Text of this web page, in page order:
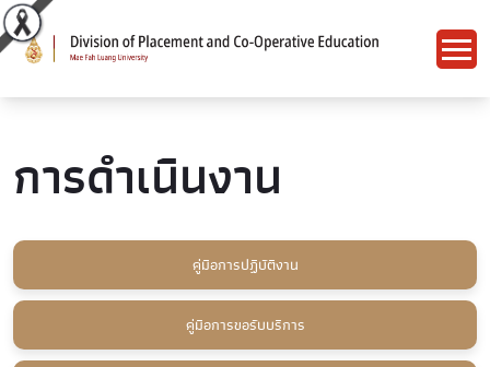
การดำเนินงาน
คู่มือการปฏิบัติงาน
คู่มือการขอรับบริการ